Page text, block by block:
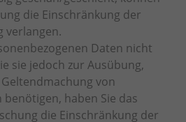
die Einschränkung der
verlangen.
Daten nicht
sie jedoch zur Ausübung,
von
haben Sie das
die Einschränkung der